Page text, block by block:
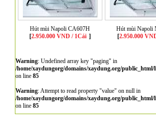
Hút mùi Napoli CA607H
[2.950.000 VND / 1Cái ]
Hút mùi Napoli
[2.950.000
Warning: Undefined array key "paging" in
/home/xaydungorg/domains/xaydung.org/public_html/
on line 85
Warning: Attempt to read property "value" on null in
/home/xaydungorg/domains/xaydung.org/public_html/
on line 85